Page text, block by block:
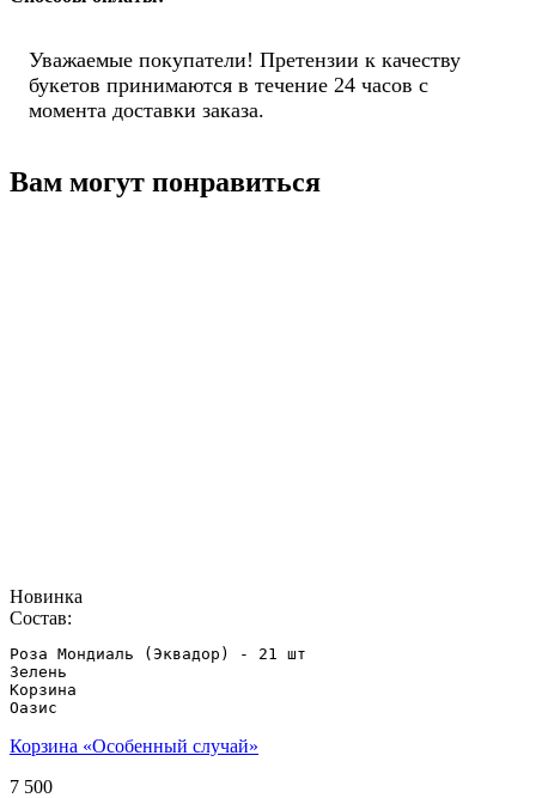
Уважаемые покупатели! Претензии к качеству
букетов принимаются в течение 24 часов с
момента доставки заказа.
Вам могут понравиться
Новинка
Состав:
Роза Мондиаль (Эквадор) - 21 шт
Зелень
Корзина
Оазис
Корзина «Особенный случай»
7 500